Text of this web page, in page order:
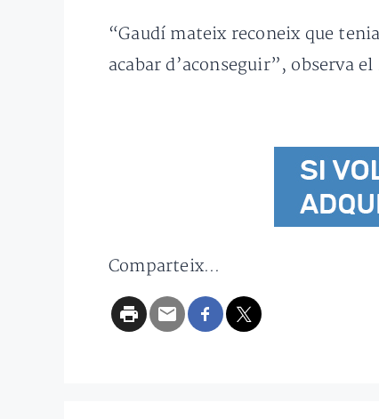
“Gaudí mateix reconeix que
acabar d’aconseguir”, observa
Comparteix...